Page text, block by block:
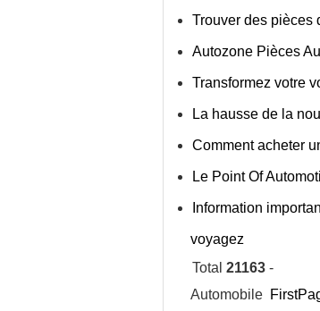
Trouver des pièces
Autozone Pièces
Transformez votre
La hausse de la
Comment acheter
Le Point Of
Information
voyagez
Total 21163 -
Automobile